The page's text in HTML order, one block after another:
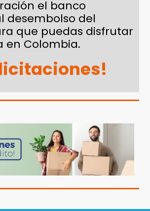
el banco
desembolso del
que puedas disfrutar
en Colombia.